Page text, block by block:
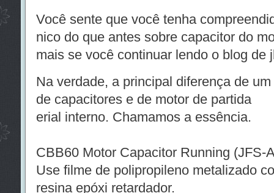
Você sente que você tenha
nico do que antes sobre capacitor do
mais se você continuar lendo o blog
Na verdade, a principal diferença de
de capacitores e de motor de
erial interno. Chamamos a essência.
CBB60 Motor Capacitor Running (JFS-
Use filme de polipropileno metalizado
resina epóxi retardador.